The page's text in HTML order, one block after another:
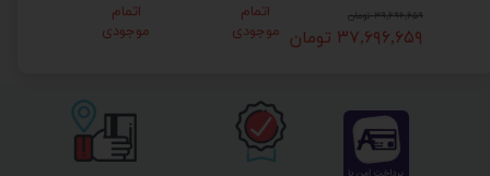
اتمام
موجودی
اتمام
موجودی
۳۹,۶۹۶,۶۵۹ تومان
۳۷,۶۹۶,۶۵۹ تومان